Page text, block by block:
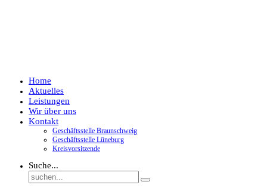
Home
Aktuelles
Leistungen
Wir über uns
Kontakt
Geschäftsstelle Braunschweig
Geschäftsstelle Lüneburg
Kreisvorsitzende
Suche...